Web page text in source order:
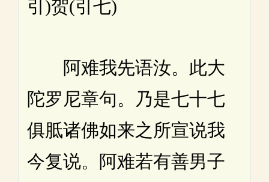
引)贺(引七)
阿难我先语汝。此大
陀罗尼章句。乃是七十七
俱胝诸佛如来之所宣说我
今复说。阿难若有善男子